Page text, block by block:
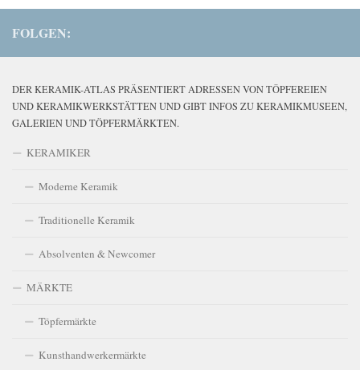
FOLGEN:
DER KERAMIK-ATLAS PRÄSENTIERT ADRESSEN VON TÖPFEREIEN
UND KERAMIKWERKSTÄTTEN UND GIBT INFOS ZU KERAMIKMUSEEN,
GALERIEN UND TÖPFERMÄRKTEN.
KERAMIKER
Moderne Keramik
Traditionelle Keramik
Absolventen & Newcomer
MÄRKTE
Töpfermärkte
Kunsthandwerkermärkte